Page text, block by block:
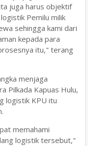
juga harus objektif
Pemilu milik
sehingga kami dari
kepada para
itu," terang
menjaga
Pilkada Kapuas Hulu,
logistik KPU itu
memahami
logistik tersebut,"